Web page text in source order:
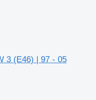
3 (E46) | 97 - 05